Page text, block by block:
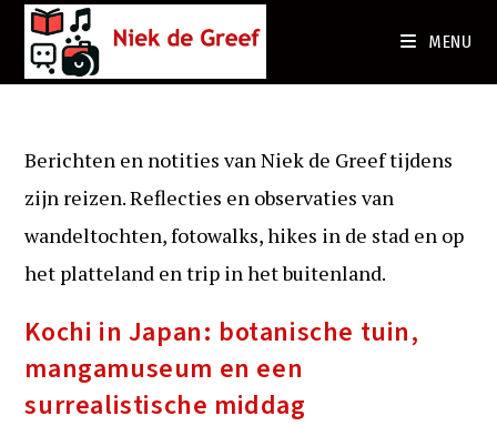
MENU
Berichten en notities van Niek de Greef tijdens
zijn reizen. Reflecties en observaties van
wandeltochten, fotowalks, hikes in de stad en op
het platteland en trip in het buitenland.
Kochi in Japan: botanische tuin,
mangamuseum en een
surrealistische middag